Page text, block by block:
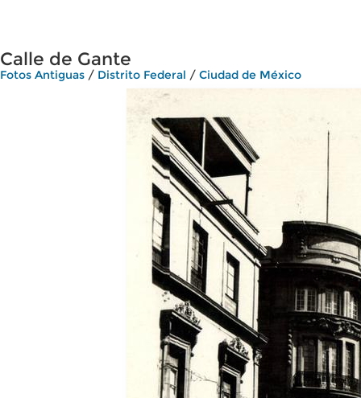
Calle de Gante
Fotos Antiguas / Distrito Federal / Ciudad de México